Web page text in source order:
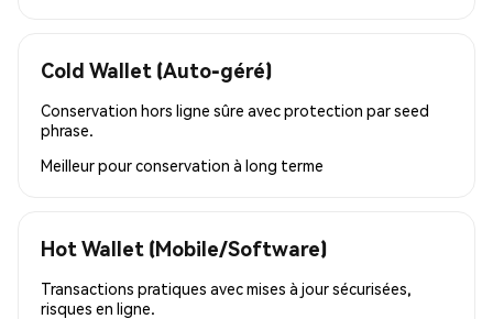
Cold Wallet (Auto-géré)
Conservation hors ligne sûre avec protection par seed
phrase.
Meilleur pourconservation à long terme
Hot Wallet (Mobile/Software)
Transactions pratiques avec mises à jour sécurisées,
risques en ligne.